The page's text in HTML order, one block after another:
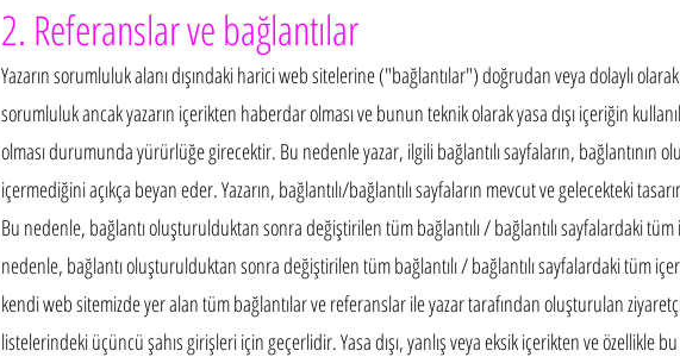
2. Referanslar ve bağlantılar
Yazarın sorumluluk alanı dışındaki harici web sitelerine ("bağlantılar") doğrudan veya dolaylı
sorumluluk ancak yazarın içerikten haberdar olması ve bunun teknik olarak yasa dışı içeriğin
olması durumunda yürürlüğe girecektir. Bu nedenle yazar, ilgili bağlantılı sayfaların, bağlantının
içermediğini açıkça beyan eder. Yazarın, bağlantılı/bağlantılı sayfaların mevcut ve gelecekteki
Bu nedenle, bağlantı oluşturulduktan sonra değiştirilen tüm bağlantılı / bağlantılı sayfalardaki tüm
nedenle, bağlantı oluşturulduktan sonra değiştirilen tüm bağlantılı / bağlantılı sayfalardaki tüm
kendi web sitemizde yer alan tüm bağlantılar ve referanslar ile yazar tarafından oluşturulan
listelerindeki üçüncü şahıs girişleri için geçerlidir. Yasa dışı, yanlış veya eksik içerikten ve özellikle